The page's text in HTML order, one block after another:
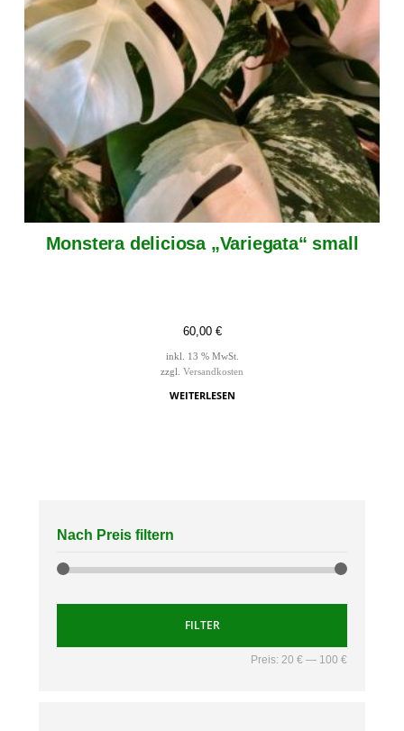
Monstera deliciosa „Variegata“ small
60,00 €
inkl. 13 % MwSt.
zzgl. Versandkosten
WEITERLESEN
Nach Preis filtern
FILTER
Preis: 20 € — 100 €